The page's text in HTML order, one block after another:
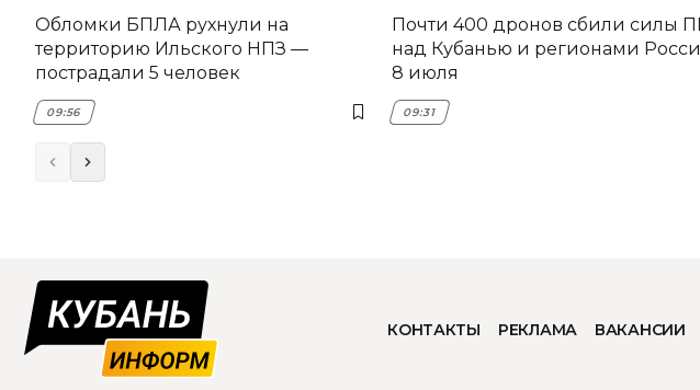
Обломки БПЛА рухнули на
территорию Ильского НПЗ —
пострадали 5 человек
09:56
Почти 400 дронов сбили силы
над Кубанью и регионами
8 июля
09:31
КОНТАКТЫ РЕКЛАМА ВАКАНСИИ